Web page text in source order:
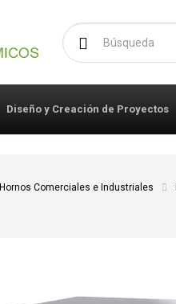
Buscar:
Diseño y Creación de Proyectos
Hornos Comerciales e Industriales